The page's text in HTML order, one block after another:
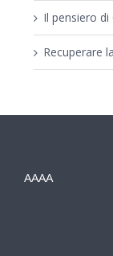
Il pensiero
Recuperare
AAAA